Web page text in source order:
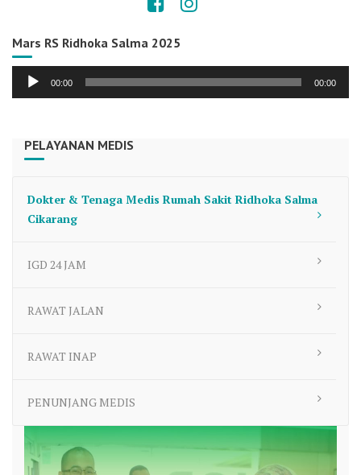
Mars RS Ridhoka Salma 2025
Audio
00:00 00:00
PELAYANAN MEDIS
Dokter & Tenaga Medis Rumah Sakit Ridhoka Salma
Cikarang
IGD 24 JAM
RAWAT JALAN
RAWAT INAP
PENUNJANG MEDIS